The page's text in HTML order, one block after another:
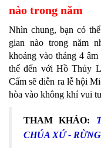
nào trong năm
Nhìn chung, bạn có
gian nào trong năm
khoảng vào tháng 4
thể đến với Hồ Thủy
Cấm sẽ diễn ra lễ hội
hòa vào không khí vui
THAM KHẢO:
CHÚA XỨ -